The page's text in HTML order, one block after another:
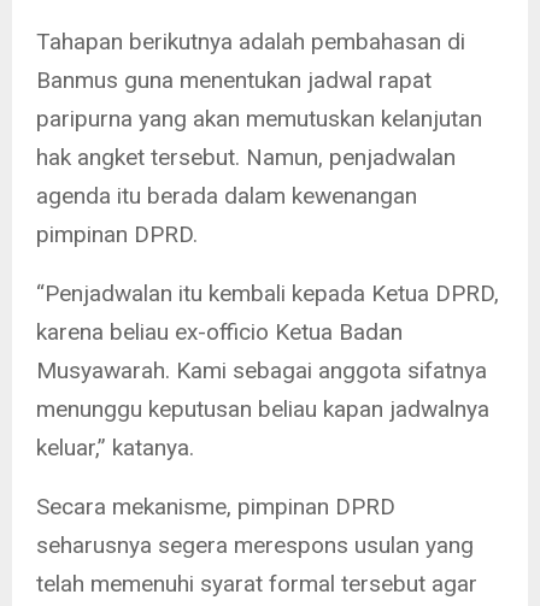
Tahapan berikutnya adalah pembahasan di
Banmus guna menentukan jadwal rapat
paripurna yang akan memutuskan kelanjutan
hak angket tersebut. Namun, penjadwalan
agenda itu berada dalam kewenangan
pimpinan DPRD.
“Penjadwalan itu kembali kepada Ketua DPRD,
karena beliau ex-officio Ketua Badan
Musyawarah. Kami sebagai anggota sifatnya
menunggu keputusan beliau kapan jadwalnya
keluar,” katanya.
Secara mekanisme, pimpinan DPRD
seharusnya segera merespons usulan yang
telah memenuhi syarat formal tersebut agar